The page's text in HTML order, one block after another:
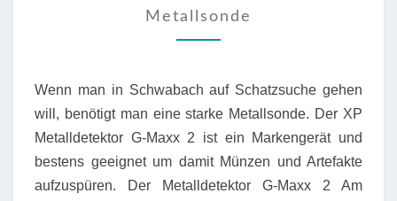
Metallsonde
Wenn man in Schwabach auf Schatzsuche gehen
will, benötigt man eine starke Metallsonde. Der XP
Metalldetektor G-Maxx 2 ist ein Markengerät und
bestens geeignet um damit Münzen und Artefakte
aufzuspüren. Der Metalldetektor G-Maxx 2 Am